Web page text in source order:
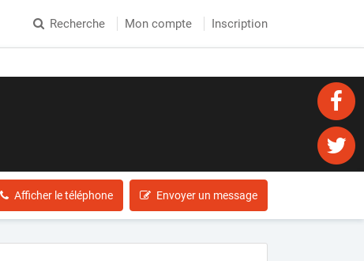
Recherche Mon compte Inscription
Afficher le téléphone Envoyer un message